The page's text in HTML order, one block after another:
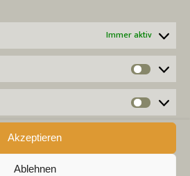
Immer aktiv
Akzeptieren
Ablehnen